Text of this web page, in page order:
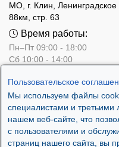
Пользовательское
Мы используем файлы
специалистами и
нашем веб-сайте, что
с пользователями и
страниц нашего сайта, вы
МО, г. Клин,
88км, стр. 63
Время работы:
Пн–Пт 09:00 - 18:00
Сб 10:00 - 14:00